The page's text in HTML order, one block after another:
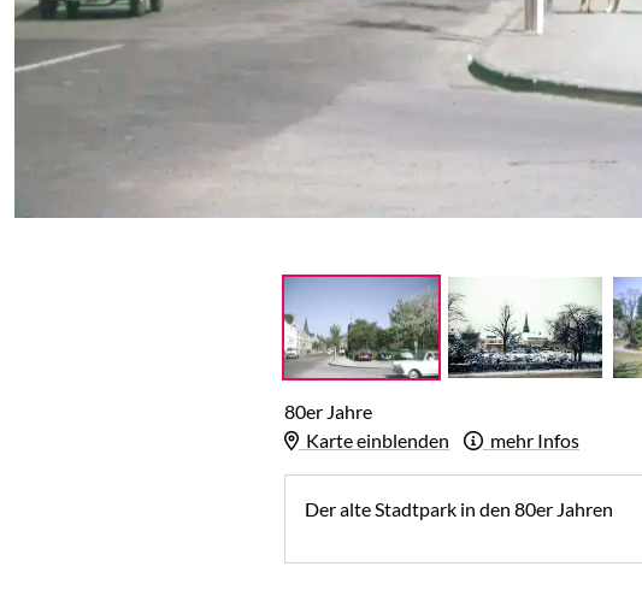
80er Jahre
Karte einblenden
mehr Infos
Der alte Stadtpark in den 80er Jahren